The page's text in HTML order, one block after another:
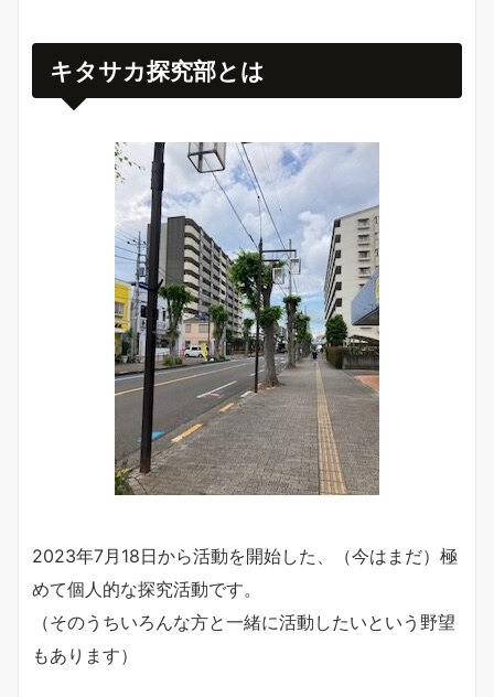
キタサカ探究部とは
2023年7月18日から活動を開始した、（今はまだ）極
めて個人的な探究活動です。
（そのうちいろんな方と一緒に活動したいという野望
もあります）